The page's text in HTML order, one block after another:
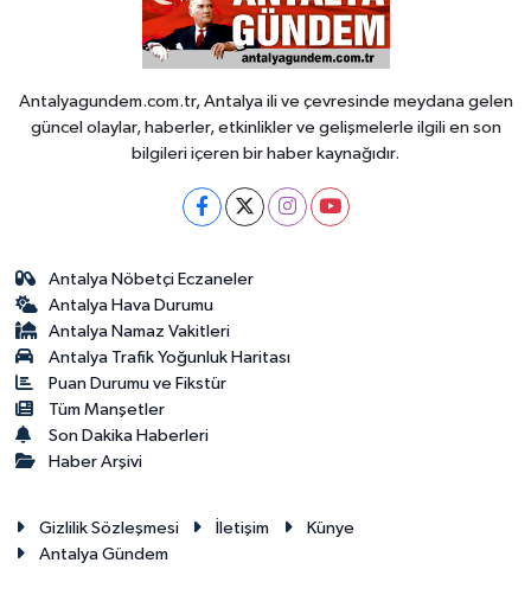
Antalyagundem.com.tr, Antalya ili ve çevresinde meydana gelen
güncel olaylar, haberler, etkinlikler ve gelişmelerle ilgili en son
bilgileri içeren bir haber kaynağıdır.
Antalya Nöbetçi Eczaneler
Antalya Hava Durumu
Antalya Namaz Vakitleri
Antalya Trafik Yoğunluk Haritası
Puan Durumu ve Fikstür
Tüm Manşetler
Son Dakika Haberleri
Haber Arşivi
Gizlilik Sözleşmesi İletişim
Künye
Antalya Gündem